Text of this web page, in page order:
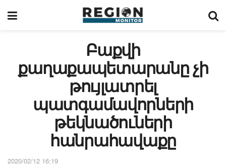
Բաքվի
քաղաքապետարանը չի
թույլատրել
պատգամավորների
թեկնածուների
հանրահավաքը
2020/02/12 16:19